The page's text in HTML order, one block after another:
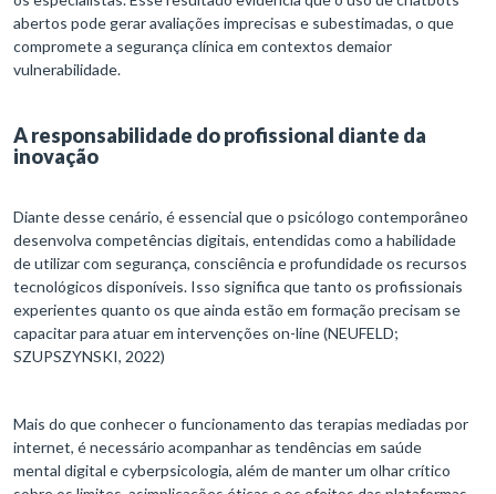
abertos pode gerar avaliações imprecisas e subestimadas, o que
compromete a segurança clínica em contextos demaior
vulnerabilidade.
A responsabilidade do profissional diante da
inovação
Diante desse cenário, é essencial que o psicólogo contemporâneo
desenvolva competências digitais, entendidas como a habilidade
de utilizar com segurança, consciência e profundidade os recursos
tecnológicos disponíveis. Isso significa que tanto os profissionais
experientes quanto os que ainda estão em formação precisam se
capacitar para atuar em intervenções on-line (NEUFELD;
SZUPSZYNSKI, 2022)
Mais do que conhecer o funcionamento das terapias mediadas por
internet, é necessário acompanhar as tendências em saúde
mental digital e cyberpsicologia, além de manter um olhar crítico